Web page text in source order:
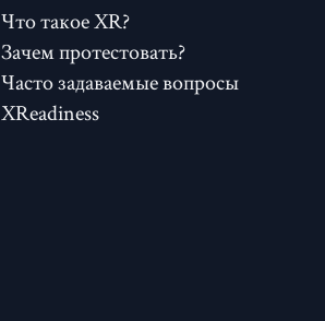
Что такое XR?
Зачем протестовать?
Часто задаваемые вопросы
XReadiness